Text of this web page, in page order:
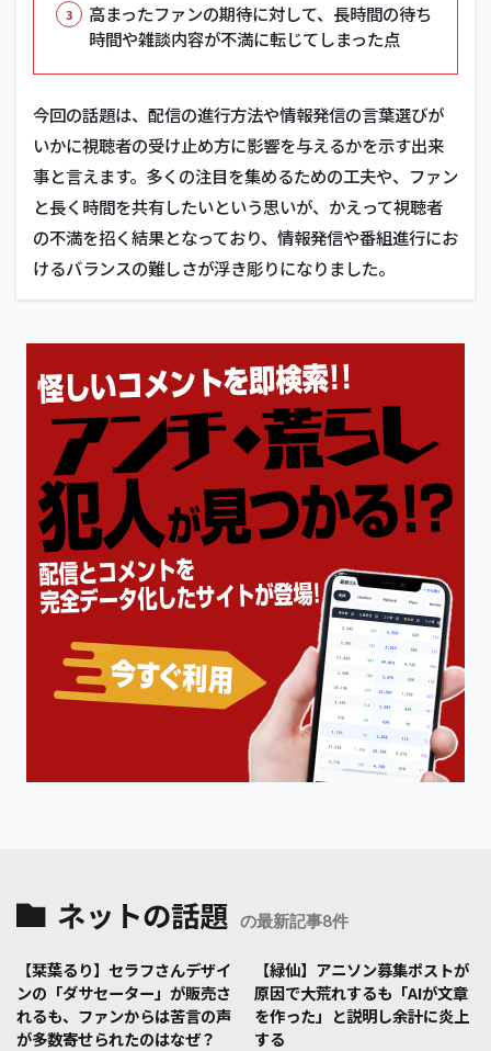
高まったファンの期待に対して、長時間の待ち
時間や雑談内容が不満に転じてしまった点
今回の話題は、配信の進行方法や情報発信の言葉選びが
いかに視聴者の受け止め方に影響を与えるかを示す出来
事と言えます。多くの注目を集めるための工夫や、ファン
と長く時間を共有したいという思いが、かえって視聴者
の不満を招く結果となっており、情報発信や番組進行にお
けるバランスの難しさが浮き彫りになりました。
ネットの話題 の最新記事8件
【栞葉るり】セラフさんデザイ
ンの「ダサセーター」が販売さ
れるも、ファンからは苦言の声
が多数寄せられたのはなぜ？
【緑仙】アニソン募集ポストが
原因で大荒れするも「AIが文章
を作った」と説明し余計に炎上
する